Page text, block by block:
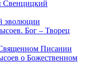
Свенцицкий
эволюции
Бог – Творец
Писании
о Божественном